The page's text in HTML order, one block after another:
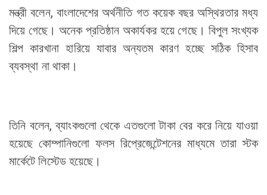
মন্ত্রী বলেন, বাংলাদেশের অর্থনীতি গত কয়েক বছর অস্থিরতার মধ্য
দিয়ে গেছে। অনেক প্রতিষ্ঠান অকার্যকর হয়ে গেছে। বিপুল সংখ্যক
শিল্প কারখানা হারিয়ে যাবার অন্যতম কারণ হচ্ছে সঠিক হিসাব
ব্যবস্থা না থাকা।
তিনি বলেন, ব্যাংকগুলো থেকে এতগুলো টাকা বের করে নিয়ে যাওয়া
হয়েছে কোম্পানিগুলো ফলস রিপ্রেজেন্টেশনের মাধ্যমে তারা স্টক
মার্কেটে লিস্টেড হয়েছে।